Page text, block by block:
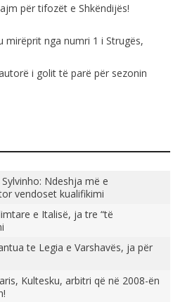
për tifozët e Shkëndijës!
mirëprit nga numri 1 i Strugës,
i golit të parë për sezonin
Sylvinho: Ndeshja më e
vendoset kualifikimi
e Italisë, ja tre “të
te Legia e Varshavës, ja për
Kultesku, arbitri që në 2008-ën